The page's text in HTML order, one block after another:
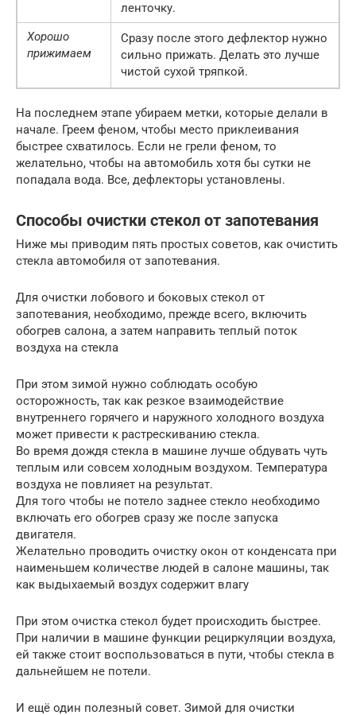
ленточку.
Хорошо
прижимаем
Сразу после этого дефлектор нужно
сильно прижать. Делать это лучше
чистой сухой тряпкой.
На последнем этапе убираем метки, которые делали в
начале. Греем феном, чтобы место приклеивания
быстрее схватилось. Если не грели феном, то
желательно, чтобы на автомобиль хотя бы сутки не
попадала вода. Все, дефлекторы установлены.
Способы очистки стекол от запотевания
Ниже мы приводим пять простых советов, как очистить
стекла автомобиля от запотевания.
Для очистки лобового и боковых стекол от
запотевания, необходимо, прежде всего, включить
обогрев салона, а затем направить теплый поток
воздуха на стекла
При этом зимой нужно соблюдать особую
осторожность, так как резкое взаимодействие
внутреннего горячего и наружного холодного воздуха
может привести к растрескиванию стекла.
Во время дождя стекла в машине лучше обдувать чуть
теплым или совсем холодным воздухом. Температура
воздуха не повлияет на результат.
Для того чтобы не потело заднее стекло необходимо
включать его обогрев сразу же после запуска
двигателя.
Желательно проводить очистку окон от конденсата при
наименьшем количестве людей в салоне машины, так
как выдыхаемый воздух содержит влагу
При этом очистка стекол будет происходить быстрее.
При наличии в машине функции рециркуляции воздуха,
ей также стоит воспользоваться в пути, чтобы стекла в
дальнейшем не потели.
И ещё один полезный совет. Зимой для очистки